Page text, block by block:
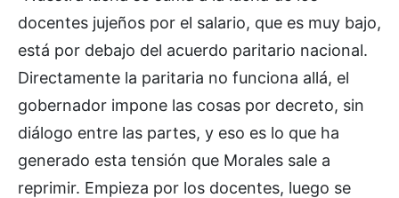
docentes jujeños por el salario, que es muy bajo,
está por debajo del acuerdo paritario nacional.
Directamente la paritaria no funciona allá, el
gobernador impone las cosas por decreto, sin
diálogo entre las partes, y eso es lo que ha
generado esta tensión que Morales sale a
reprimir. Empieza por los docentes, luego se